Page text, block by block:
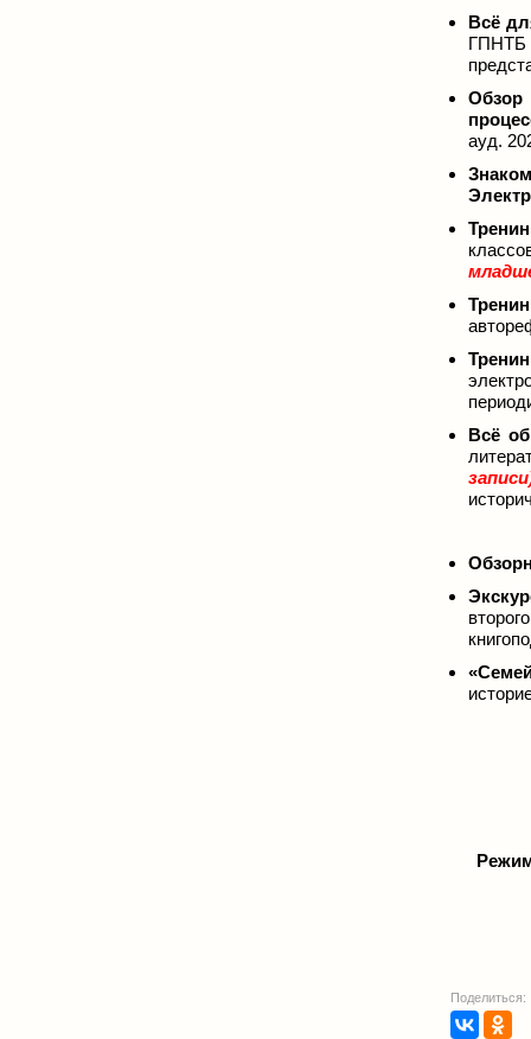
Всё
ГПНТБ
Обзор
ауд.
Всё
Поделиться: